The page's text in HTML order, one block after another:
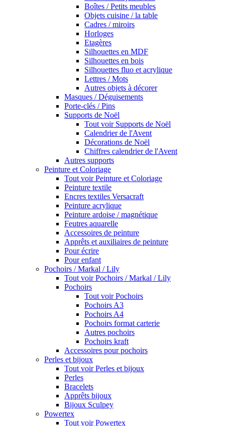
Boîtes / Petits meubles
Objets cuisine / la table
Cadres / miroirs
Horloges
Etagères
Silhouettes en MDF
Silhouettes en bois
Silhouettes fluo et acrylique
Lettres / Mots
Autres objets à décorer
Masques / Déguisements
Porte-clés / Pins
Supports de Noël
Tout voir Supports de Noël
Calendrier de l'Avent
Décorations de Noël
Chiffres calendrier de l'Avent
Autres supports
Peinture et Coloriage
Tout voir Peinture et Coloriage
Peinture textile
Encres textiles Versacraft
Peinture acrylique
Peinture ardoise / magnétique
Feutres aquarelle
Accessoires de peinture
Apprêts et auxiliaires de peinture
Pour écrire
Pour enfant
Pochoirs / Markal / Lily
Tout voir Pochoirs / Markal / Lily
Pochoirs
Tout voir Pochoirs
Pochoirs A3
Pochoirs A4
Pochoirs format carterie
Autres pochoirs
Pochoirs kraft
Accessoires pour pochoirs
Perles et bijoux
Tout voir Perles et bijoux
Perles
Bracelets
Apprêts bijoux
Bijoux Sculpey
Powertex
Tout voir Powertex